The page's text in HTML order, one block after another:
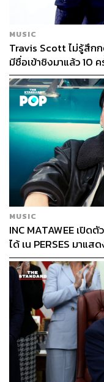
MUSIC
Travis Scott ไม่รู้สึก
มีชื่อเข้าชิงมาแล้ว 10
MUSIC
INC MATAWEE เปิด
ได้ เน PERSES มาแส